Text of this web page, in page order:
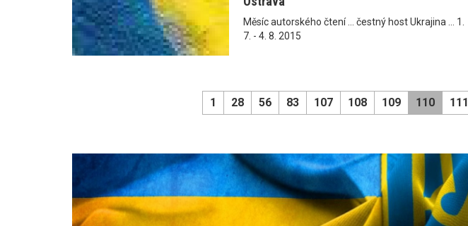
Měsíc autorského čtení ... čestný host Ukrajina ... 1.
7. - 4. 8. 2015
1 28 56 83 107 108 109 110 111